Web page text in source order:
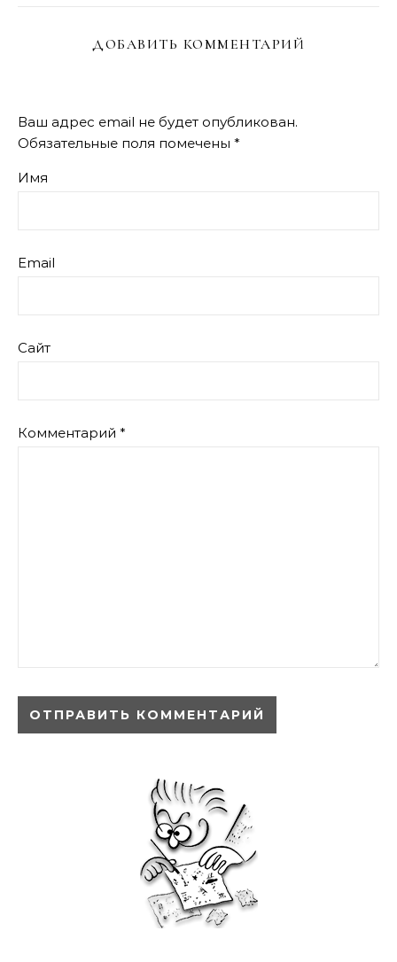
ДОБАВИТЬ КОММЕНТАРИЙ
Ваш адрес email не будет опубликован.
Обязательные поля помечены *
Имя
Email
Сайт
Комментарий *